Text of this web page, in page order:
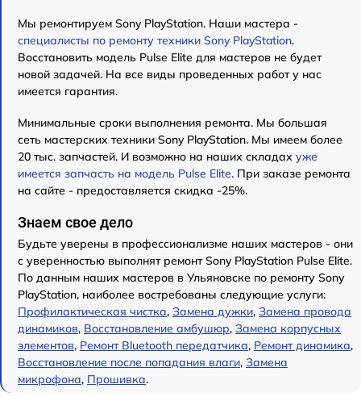
Мы ремонтируем Sony PlayStation. Наши мастера -
специалисты по ремонту техники Sony PlayStation.
Восстановить модель Pulse Elite для мастеров не будет
новой задачей. На все виды проведенных работ у нас
имеется гарантия.
Минимальные сроки выполнения ремонта. Мы большая
сеть мастерских техники Sony PlayStation. Мы имеем более
20 тыс. запчастей. И возможно на наших складах уже
имеется запчасть на модель Pulse Elite. При заказе ремонта
на сайте - предоставляется скидка -25%.
Знаем свое дело
Будьте уверены в профессионализме наших мастеров - они
с уверенностью выполнят ремонт Sony PlayStation Pulse Elite.
По данным наших мастеров в Ульяновске по ремонту Sony
PlayStation, наиболее востребованы следующие услуги:
Профилактическая чистка, Замена дужки, Замена провода
динамиков, Восстановление амбушюр, Замена корпусных
элементов, Ремонт Bluetooth передатчика, Ремонт динамика,
Восстановление после попадания влаги, Замена
микрофона, Прошивка.